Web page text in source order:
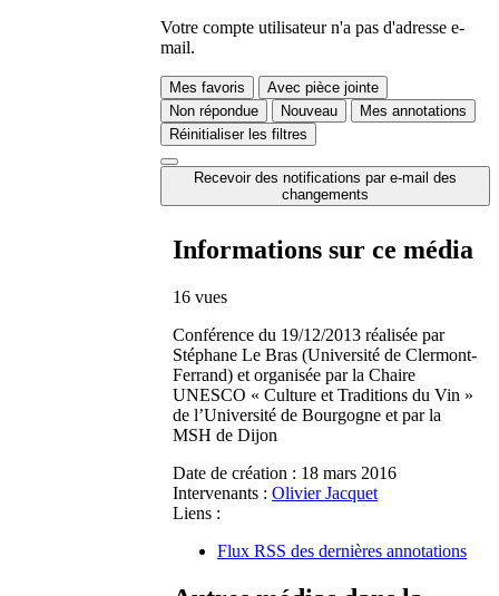
Votre compte utilisateur n'a pas d'adresse e-
mail.
Mes favoris
Avec pièce jointe
Non répondue
Nouveau
Mes annotations
Réinitialiser les filtres
Recevoir des notifications par e-mail des
changements
Informations sur ce média
16 vues
Conférence du 19/12/2013 réalisée par
Stéphane Le Bras (Université de Clermont-
Ferrand) et organisée par la Chaire
UNESCO « Culture et Traditions du Vin »
de l’Université de Bourgogne et par la
MSH de Dijon
Date de création : 18 mars 2016
Intervenants : Olivier Jacquet
Liens :
Flux RSS des dernières annotations